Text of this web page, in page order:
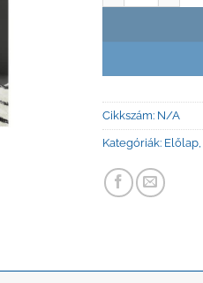
Cikkszám: N/A
Kategóriák: Előlap